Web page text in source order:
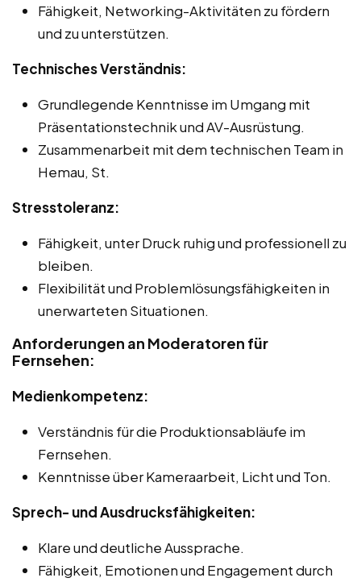
Fähigkeit, Networking-Aktivitäten zu fördern
und zu unterstützen.
Technisches Verständnis:
Grundlegende Kenntnisse im Umgang mit
Präsentationstechnik und AV-Ausrüstung.
Zusammenarbeit mit dem technischen Team in
Hemau, St.
Stresstoleranz:
Fähigkeit, unter Druck ruhig und professionell zu
bleiben.
Flexibilität und Problemlösungsfähigkeiten in
unerwarteten Situationen.
Anforderungen an Moderatoren für
Fernsehen:
Medienkompetenz:
Verständnis für die Produktionsabläufe im
Fernsehen.
Kenntnisse über Kameraarbeit, Licht und Ton.
Sprech- und Ausdrucksfähigkeiten:
Klare und deutliche Aussprache.
Fähigkeit, Emotionen und Engagement durch